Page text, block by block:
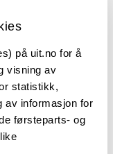
på uit.no for å
visning av
statistikk,
av informasjon for
førsteparts- og
ut i
makt.
og